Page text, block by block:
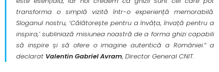
transforma o simplă vizită într-o experiență memorabilă.
Sloganul nostru, ‘Călătorește pentru a învăța, învațăpentru a
inspira,’subliniază misiunea noastră de a forma ghizi capabili
să inspire și să ofere o imagine autentică a României.” a
declarat Valentin Gabriel Avram, Director General CNIT.